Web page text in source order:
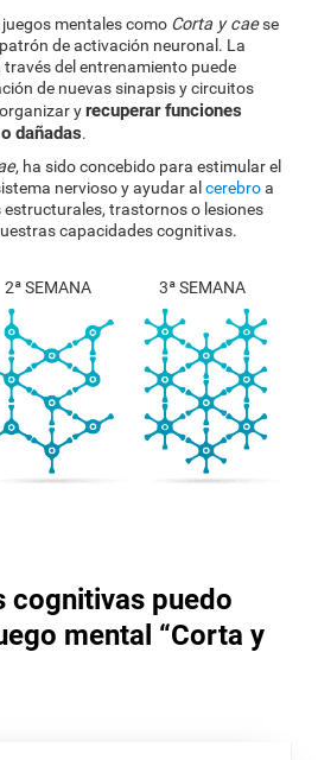
mentales como Corta y caese
de activación neuronal. La
del entrenamiento puede
de nuevas sinapsis y circuitos
yrecuperar funciones
dañadas.
, ha sido concebido para estimular el
nervioso y ayudar alcerebroa
estructurales, trastornos o lesiones
capacidades cognitivas.
2ª SEMANA 3ª SEMANA
cognitivas puedo
mental “Corta y